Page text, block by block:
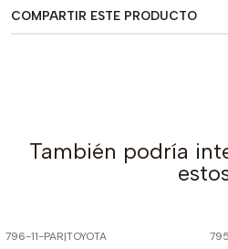
COMPARTIR ESTE PRODUCTO
También podría
796-11-PAR|TOYOTA